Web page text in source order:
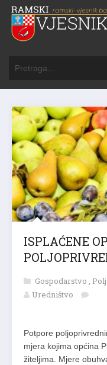
ISPLAĆENE
Gospodarstvo ,
Uredništvo
Potpore
mjera kojima općina
žiteljima. Mjere